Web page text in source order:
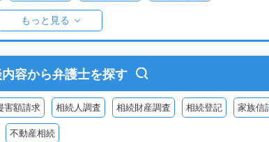
山町 入間郡越生町
大里郡寄居町 秩父郡小鹿野町 秩父郡皆野町 秩父郡
もっと見る
容から弁護士を探す
害額請求 相続人調査 相続財産調査 相続登記 家族信
不動産相続